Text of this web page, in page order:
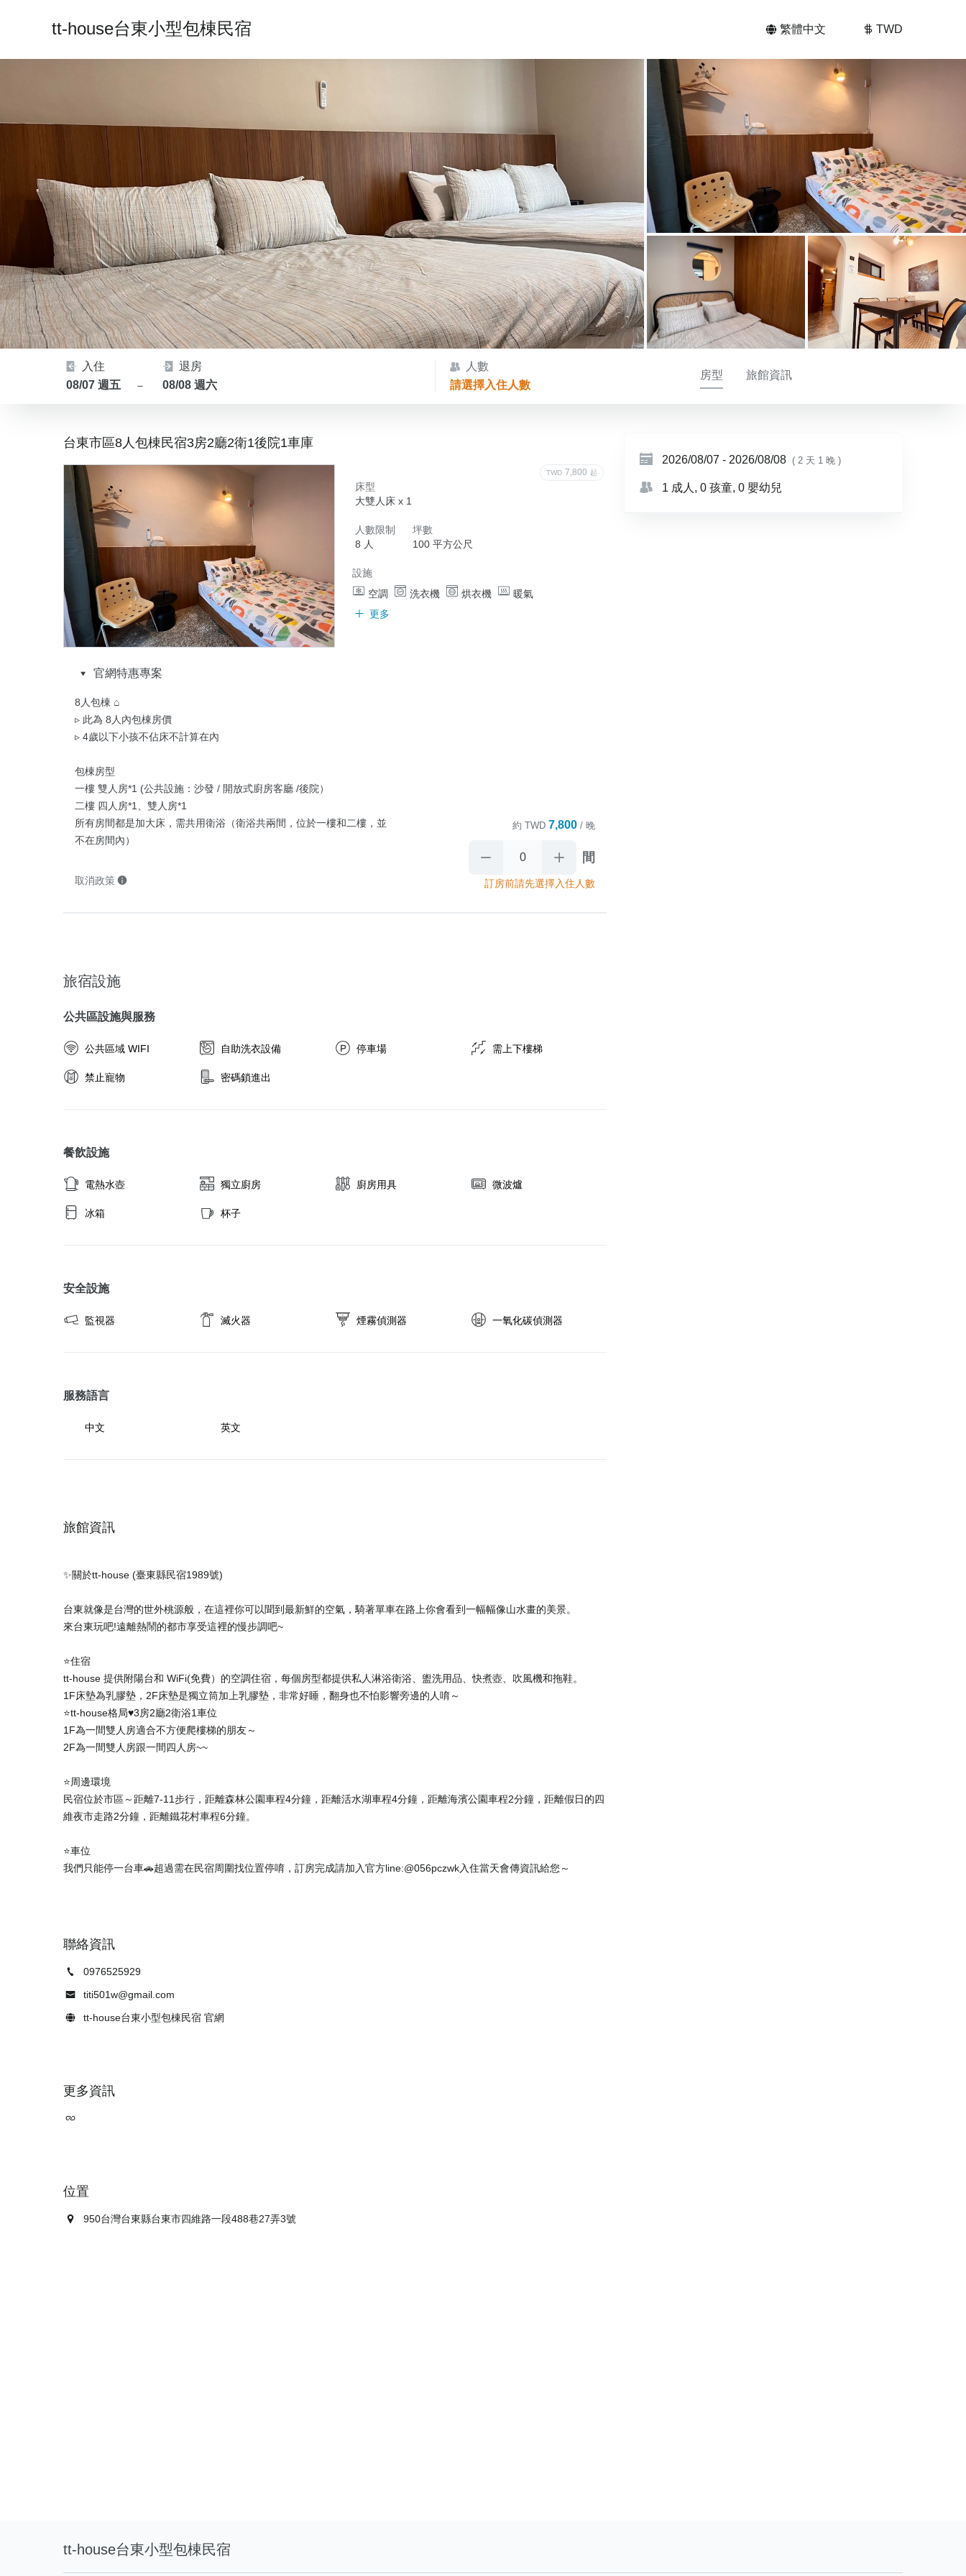
tt-house台東小型包棟民宿 繁體中文 TWD
入住
08/07 週五
－
退房
08/08 週六
人數
請選擇入住人數
房型 旅館資訊
台東市區8人包棟民宿3房2廳2衛1後院1車庫
TWD 7,800 起
床型
大雙人床 x 1
人數限制
8 人
坪數
100 平方公尺
設施
空調
洗衣機 烘衣機
暖氣
更多
官網特惠專案
8人包棟 ⌂
▹ 此為 8人內包棟房價
▹ 4歲以下小孩不佔床不計算在內
包棟房型
一樓 雙人房*1 (公共設施：沙發 / 開放式廚房客廳 /後院）
二樓 四人房*1、雙人房*1
所有房間都是加大床，需共用衛浴（衛浴共兩間，位於一樓和二樓，並
不在房間內）
取消政策
約 TWD 7,800 / 晚
間
訂房前請先選擇入住人數
旅宿設施
公共區設施與服務
公共區域 WIFI 自助洗衣設備 停車場 需上下樓梯
禁止寵物 密碼鎖進出
餐飲設施
電熱水壺 獨立廚房 廚房用具 微波爐
冰箱 杯子
安全設施
監視器 滅火器 煙霧偵測器 一氧化碳偵測器
服務語言
中文 英文
旅館資訊
✨關於tt-house (臺東縣民宿1989號)
台東就像是台灣的世外桃源般，在這裡你可以聞到最新鮮的空氣，騎著單車在路上你會看到一幅幅像山水畫的美景。
來台東玩吧!遠離熱鬧的都市享受這裡的慢步調吧~
⭐️住宿
tt-house 提供附陽台和 WiFi(免費）的空調住宿，每個房型都提供私人淋浴衛浴、盥洗用品、快煮壺、吹風機和拖鞋。
1F床墊為乳膠墊，2F床墊是獨立筒加上乳膠墊，非常好睡，翻身也不怕影響旁邊的人唷～
⭐️tt-house格局♥️3房2廳2衛浴1車位
1F為一間雙人房適合不方便爬樓梯的朋友～
2F為一間雙人房跟一間四人房~~
⭐️周邊環境
民宿位於市區～距離7-11步行，距離森林公園車程4分鐘，距離活水湖車程4分鐘，距離海濱公園車程2分鐘，距離假日的四
維夜市走路2分鐘，距離鐵花村車程6分鐘。
⭐️車位
聯絡資訊
0976525929
titi501w@gmail.com
tt-house台東小型包棟民宿 官網
更多資訊
位置
950台灣台東縣台東市四維路一段488巷27弄3號
2026/08/07 - 2026/08/08 ( 2 天 1 晚 )
1 成人 , 0 孩童, 0 嬰幼兒
tt-house台東小型包棟民宿